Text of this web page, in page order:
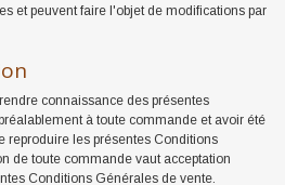
et peuvent faire l'objet de modifications par
connaissance des présentes
à toute commande et avoir été
reproduire les présentes Conditions
de toute commande vaut acceptation
Conditions Générales de vente.